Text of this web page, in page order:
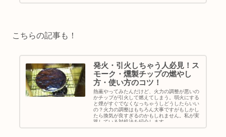
こちらの記事も！
発火・引火しちゃう人必見！ス
モーク・燻製チップの燃やし
方・使い方のコツ！
熱薫やってみたんだけど、火力の調整が悪いの
かチップが引火して燃えてしまう。弱火にする
と煙がすぐでなくなっちゃうしどうしたらいい
の？火力の調整はもちろん大事ですがもしかし
たら換気が良すぎるのかもしれません。私が実
践している対処法を紹介します。